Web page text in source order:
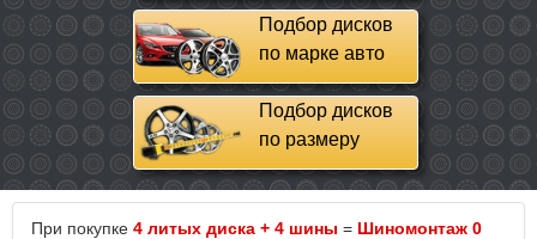
Подбор дисков
по марке авто
Подбор дисков
по размеру
При покупке 4 литых диска + 4 шины = Шиномонтаж 0